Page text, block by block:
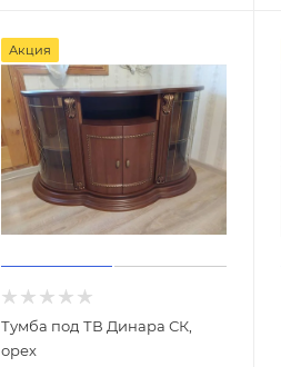
Акция
Тумба под ТВ Динара СК,
орех